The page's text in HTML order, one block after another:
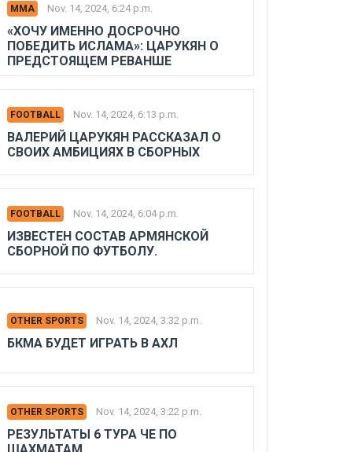
MMA Nov. 14, 2024, 6:24 p.m.
«ХОЧУ ИМЕННО ДОСРОЧНО
ПОБЕДИТЬ ИСЛАМА»: ЦАРУКЯН О
ПРЕДСТОЯЩЕМ РЕВАНШЕ
FOOTBALL Nov. 14, 2024, 6:13 p.m.
ВАЛЕРИЙ ЦАРУКЯН РАССКАЗАЛ О
СВОИХ АМБИЦИЯХ В СБОРНЫХ
FOOTBALL Nov. 14, 2024, 6:04 p.m.
ИЗВЕСТЕН СОСТАВ АРМЯНСКОЙ
СБОРНОЙ ПО ФУТБОЛУ.
OTHER SPORTS Nov. 14, 2024, 3:32 p.m.
БКМА БУДЕТ ИГРАТЬ В АХЛ
OTHER SPORTS Nov. 14, 2024, 3:22 p.m.
РЕЗУЛЬТАТЫ 6 ТУРА ЧЕ ПО